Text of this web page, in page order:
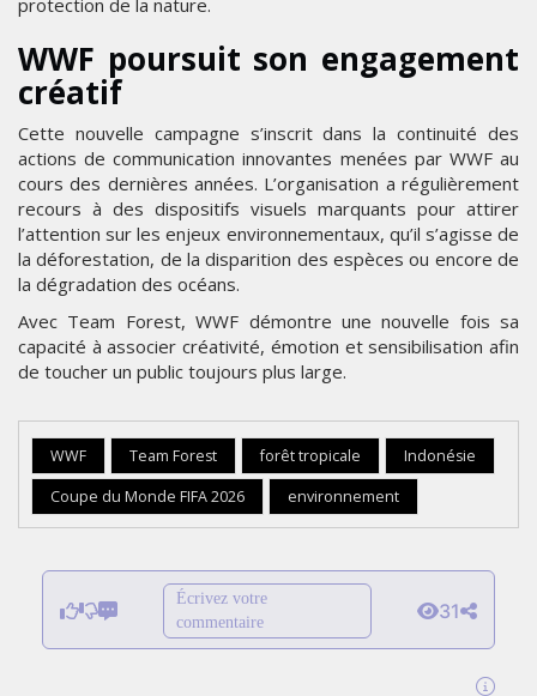
protection de la nature.
WWF poursuit son engagement
créatif
Cette nouvelle campagne s’inscrit dans la continuité des
actions de communication innovantes menées par WWF au
cours des dernières années. L’organisation a régulièrement
recours à des dispositifs visuels marquants pour attirer
l’attention sur les enjeux environnementaux, qu’il s’agisse de
la déforestation, de la disparition des espèces ou encore de
la dégradation des océans.
Avec Team Forest, WWF démontre une nouvelle fois sa
capacité à associer créativité, émotion et sensibilisation afin
de toucher un public toujours plus large.
WWF Team Forest forêt tropicale
Indonésie
Coupe du Monde FIFA 2026
environnement
Écrivez votre
commentaire
31